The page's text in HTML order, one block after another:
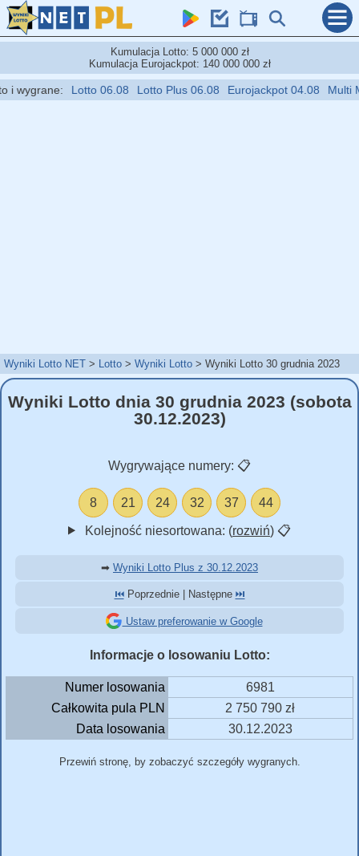
Kumulacja Lotto: 5 000 000 zł
Kumulacja Eurojackpot: 140 000 000 zł
Lotto 06.08 Lotto Plus 06.08 Eurojackpot 04.08 Multi
Wyniki Lotto NET Lotto Wyniki Lotto Wyniki Lotto 30 grudnia 2023
Wyniki Lotto dnia 30 grudnia 2023 (sobota
30.12.2023)
Wygrywające numery: 📋
8 21 24 32 37 44
Kolejność niesortowana: (rozwiń) 📋
➡ Wyniki Lotto Plus z 30.12.2023
⏮️Poprzednie | Następne ⏭️
Ustaw preferowanie w Google
Informacje o losowaniu Lotto:
Numer losowania
6981
Całkowita pula PLN
2 750 790 zł
Data losowania
30.12.2023
Przewiń stronę, by zobaczyć szczegóły wygranych.